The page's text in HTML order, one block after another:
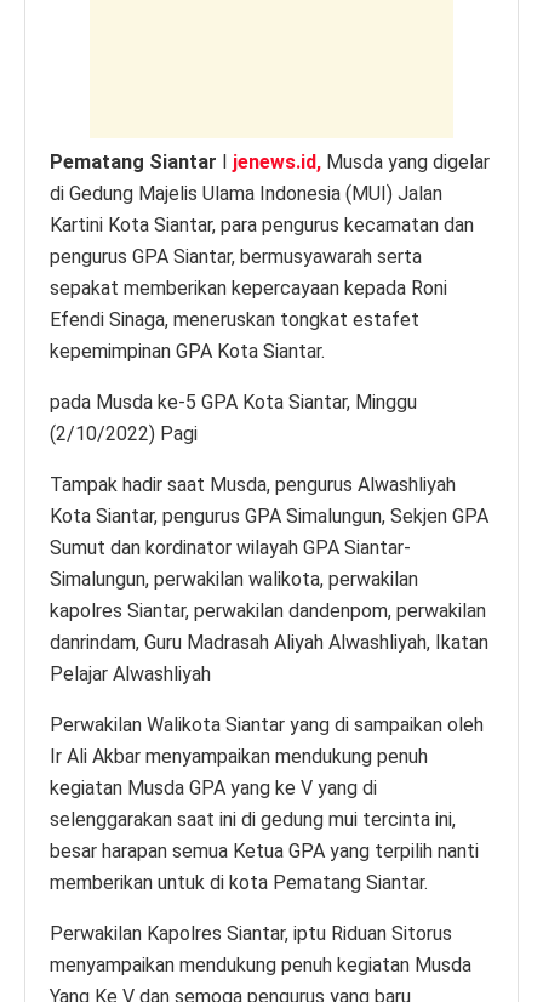
Pematang Siantar I jenews.id, Musda yang digelar
di Gedung Majelis Ulama Indonesia (MUI) Jalan
Kartini Kota Siantar, para pengurus kecamatan dan
pengurus GPA Siantar, bermusyawarah serta
sepakat memberikan kepercayaan kepada Roni
Efendi Sinaga, meneruskan tongkat estafet
kepemimpinan GPA Kota Siantar.
pada Musda ke-5 GPA Kota Siantar, Minggu
(2/10/2022) Pagi
Tampak hadir saat Musda, pengurus Alwashliyah
Kota Siantar, pengurus GPA Simalungun, Sekjen GPA
Sumut dan kordinator wilayah GPA Siantar-
Simalungun, perwakilan walikota, perwakilan
kapolres Siantar, perwakilan dandenpom, perwakilan
danrindam, Guru Madrasah Aliyah Alwashliyah, Ikatan
Pelajar Alwashliyah
Perwakilan Walikota Siantar yang di sampaikan oleh
Ir Ali Akbar menyampaikan mendukung penuh
kegiatan Musda GPA yang ke V yang di
selenggarakan saat ini di gedung mui tercinta ini,
besar harapan semua Ketua GPA yang terpilih nanti
memberikan untuk di kota Pematang Siantar.
Perwakilan Kapolres Siantar, iptu Riduan Sitorus
menyampaikan mendukung penuh kegiatan Musda
Yang Ke V dan semoga pengurus yang baru